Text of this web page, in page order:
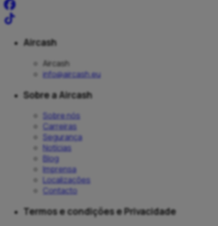
Aircash
Aircash
info@aircash.eu
Sobre a Aircash
Sobre nós
Carreiras
Segurança
Notícias
Blog
Imprensa
Localizações
Contacto
Termos e condições e Privacidade